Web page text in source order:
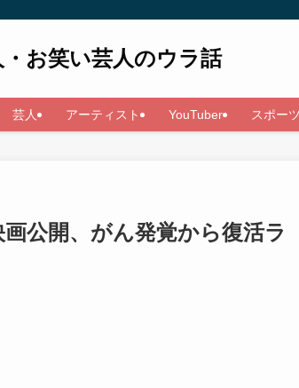
お笑い芸人のウラ話
芸人 アーティスト YouTuber スポー
公開、がん発覚から復活ラ